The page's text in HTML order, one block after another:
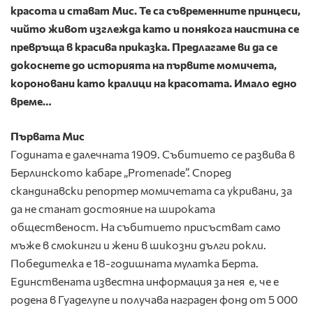
красота и стават Мис. Те са съвременните принцеси,
чийто живот изглежда като и понякога наистина се
превръща в красива приказка. Предлагаме ви да се
докоснете до историята на първите момичета,
короновани като кралици на красотата. Имало едно
време…
Първата Мис
Годината е далечната 1909. Събитието се развива в
Берлинското кабаре „Promenade”. Според
скандинавски репортер момичетата са укривани, за
да не станат достояние на широката
общественост. На събитието присъстват само
мъже в смокинги и жени в шикозни дълги рокли.
Победителка е 18-годишната мулатка Берта.
Единствената известна информация за нея е, че е
родена в Гуаделупе и получава награден фонд от 5 000